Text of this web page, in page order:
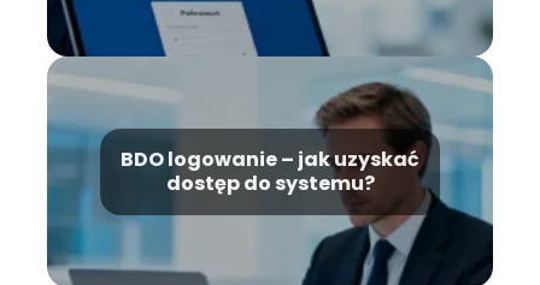
BDO logowanie – jak uzyskać
dostęp do systemu?